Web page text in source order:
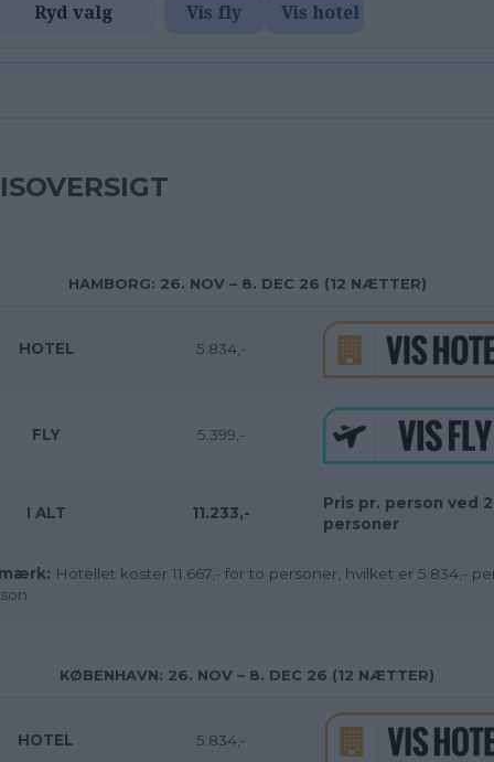
Ryd valg Vis fly Vis hotel
HAMBORG: 26. NOV – 8. DEC 26 (12 NÆTTER)
HOTEL 5.834,-
FLY 5.399,-
I ALT 11.233,-
Pris pr. person ved 2
personer
Hotellet koster 11.667,- for to personer, hvilket er 5.834,-
KØBENHAVN: 26. NOV – 8. DEC 26 (12 NÆTTER)
HOTEL 5.834,-